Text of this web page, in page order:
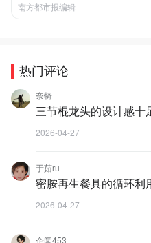
南方都市报编辑
热门评论
奈犄
三节棍龙头的设计感十
2026-04-27
于茹ru
密胺再生餐具的循环利
2026-04-27
企闻453